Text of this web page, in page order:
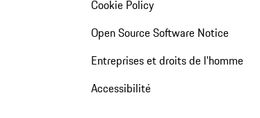
Cookie Policy
Open Source Software Notice
Entreprises et droits de l'homme
Accessibilité